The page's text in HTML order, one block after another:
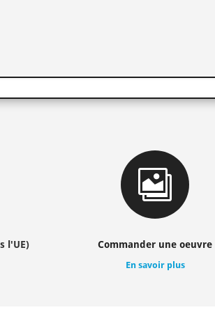
l'UE)

Commander une oeuvre
En savoir plus